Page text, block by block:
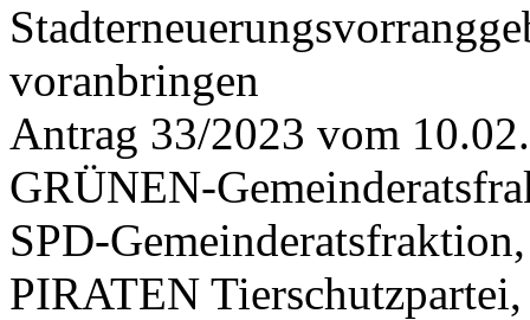
voranbringen
Antrag 33/2023 vom
GRÜNEN-
SPD-
PIRATEN Tierschutzpartei,